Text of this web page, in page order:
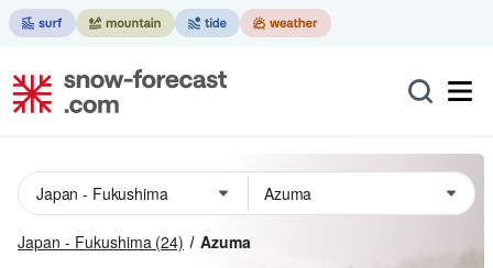
Japan - Fukushima (24) Azuma